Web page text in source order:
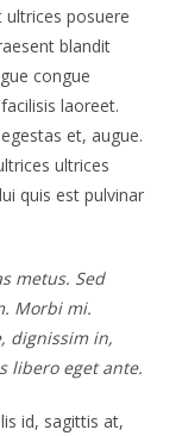
posuere
blandit
congue
laoreet.
et, augue.
ultrices
quis est pulvinar
metus. Sed
Morbi mi.
dignissim in,
libero eget ante.
id, sagittis at,